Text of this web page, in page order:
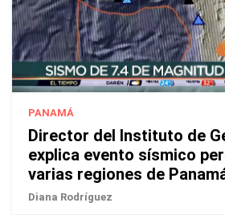
PANAMÁ
Director del Instituto de
explica evento sísmico
varias regiones de
Diana Rodríguez